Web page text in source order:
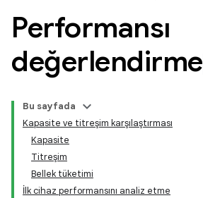
Performansı
değerlendirme
Bu sayfada
Kapasite ve titreşim karşılaştırması
Kapasite
Titreşim
Bellek tüketimi
İlk cihaz performansını analiz etme